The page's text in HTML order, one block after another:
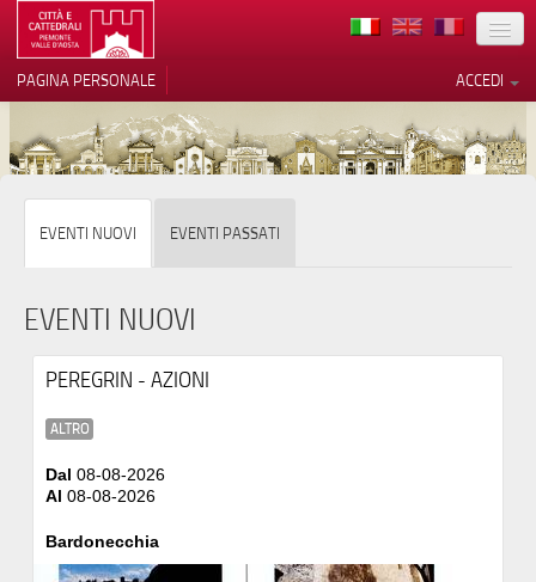
TERRITORIO
ARCHITETTURE
EVENTI
ACCOGLIENZE
PRESS
ACCEDI
PAGINA PERSONALE
EVENTI NUOVI EVENTI PASSATI
EVENTI NUOVI
PEREGRIN - AZIONI
ALTRO
Dal 08-08-2026
Al 08-08-2026
Bardonecchia
Le tue preferenze relative alla
privacy